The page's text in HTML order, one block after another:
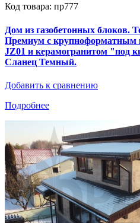
Код товара: пр777
Дом из газобетонных блоков.
Премиум с крупноформатным
JZ01 и керамогранитом "под
Сланец Темный.
Добавить к сравнению
Подробнее